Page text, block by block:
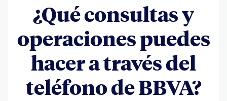
¿Qué consultas y
operaciones puedes
hacer a través del
teléfono de BBVA?